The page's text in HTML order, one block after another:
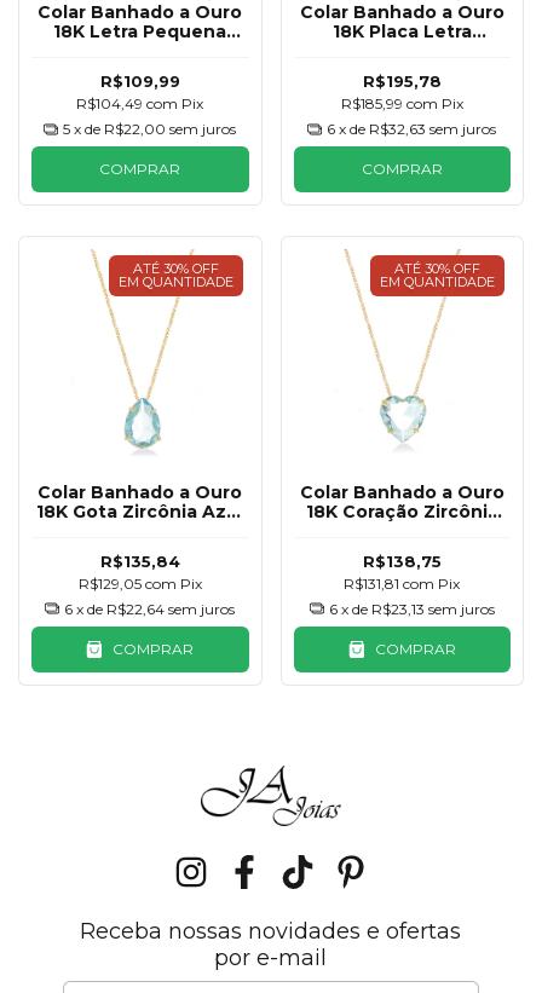
Colar Banhado a Ouro
18K Letra Pequena
R$109,99
R$104,49com Pix
5 x de R$22,00 sem juros
COMPRAR
Colar Banhado a Ouro
18K Placa Letra
R$195,78
R$185,99 com Pix
6 x de R$32,63 sem juros
COMPRAR
ATÉ 30% OFF
EM QUANTIDADE
Colar Banhado a Ouro
18K Gota Zircônia Azul
R$135,84
R$129,05 com Pix
6 x de R$22,64 sem juros
COMPRAR
ATÉ 30% OFF
EM QUANTIDADE
Colar Banhado a Ouro
18K Coração Zircônia
R$138,75
R$131,81com Pix
6 x de R$23,13 sem juros
COMPRAR
Receba nossas novidades e ofertas
por e-mail